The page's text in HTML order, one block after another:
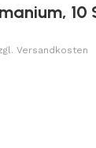
10
Versandkosten